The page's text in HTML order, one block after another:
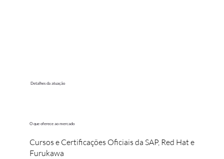
Detalhes da atuação
O que oferece ao mercado
Cursos e Certificações Oficiais da SAP, Red Hat e
Furukawa